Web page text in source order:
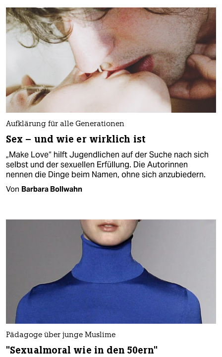
Aufklärung für alle Generationen
Sex – und wie er wirklich ist
„Make Love“ hilft Jugendlichen auf der Suche nach sich
selbst und der sexuellen Erfüllung. Die Autorinnen
nennen die Dinge beim Namen, ohne sich anzubiedern.
Von Barbara Bollwahn
Pädagoge über junge Muslime
"Sexualmoral wie in den 50ern"